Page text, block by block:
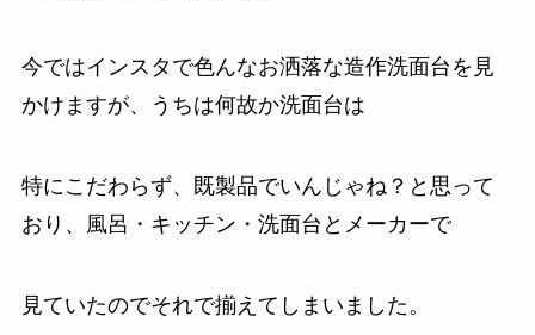
今ではインスタで色んなお洒落な造作洗面台を見
かけますが、うちは何故か洗面台は
特にこだわらず、既製品でいんじゃね？と思って
おり、風呂・キッチン・洗面台とメーカーで
見ていたのでそれで揃えてしまいました。